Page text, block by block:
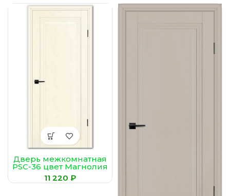
Дверь межкомнатная
PSC-36 цвет Магнолия
₽